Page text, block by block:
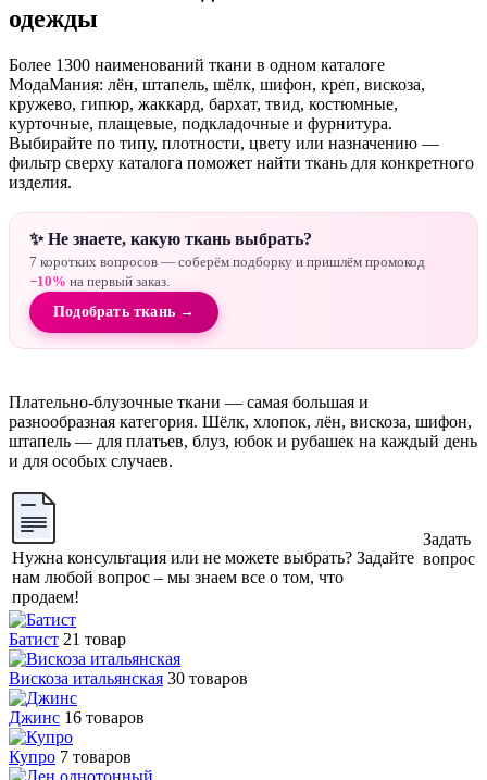
одежды
Более 1300 наименований ткани в одном каталоге
МодаМания: лён, штапель, шёлк, шифон, креп, вискоза,
кружево, гипюр, жаккард, бархат, твид, костюмные,
курточные, плащевые, подкладочные и фурнитура.
Выбирайте по типу, плотности, цвету или назначению —
фильтр сверху каталога поможет найти ткань для конкретного
изделия.
✨ Не знаете, какую ткань выбрать?
7 коротких вопросов — соберём подборку и пришлём промокод
−10% на первый заказ.
Подобрать ткань →
Плательно-блузочные ткани — самая большая и
разнообразная категория. Шёлк, хлопок, лён, вискоза, шифон,
штапель — для платьев, блуз, юбок и рубашек на каждый день
и для особых случаев.
Нужна консультация или не можете выбрать? Задайте
нам любой вопрос – мы знаем все о том, что
продаем!
Задать
вопрос
Батист 21 товар
Вискоза итальянская 30 товаров
Джинс 16 товаров
Купро 7 товаров